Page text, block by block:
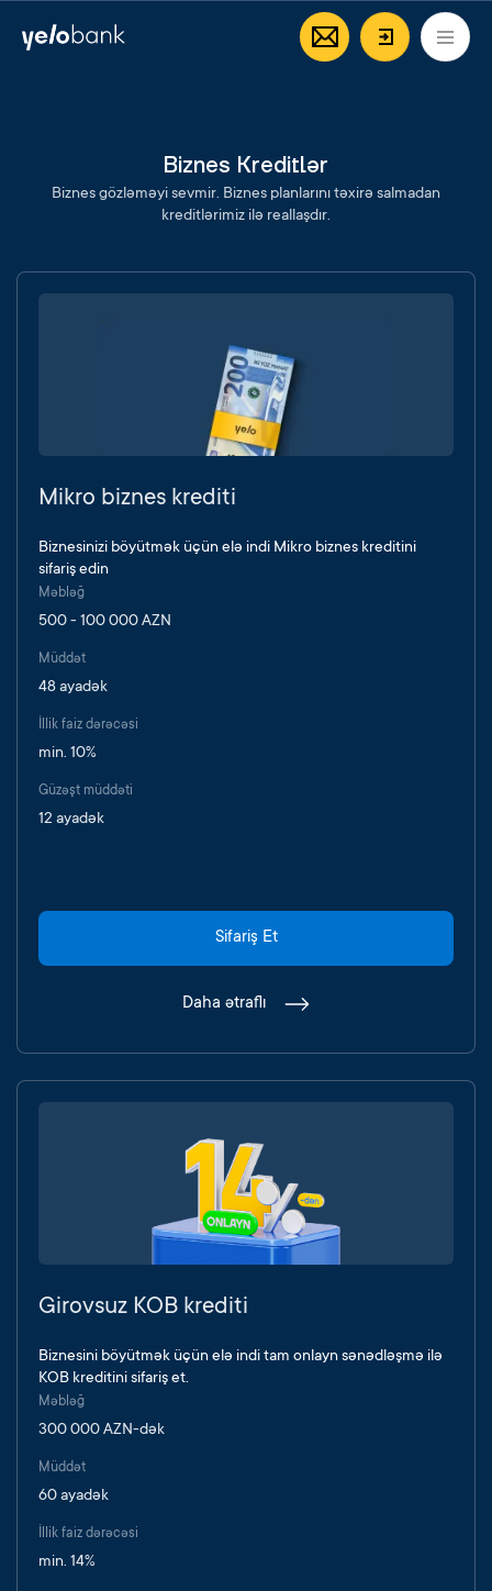
Fərdi Biznes
Giriş/
Biznes Kreditlər
Biznes gözləməyi sevmir. Biznes planlarını təxirə salmadan
kreditlərimiz ilə reallaşdır.
Mikro biznes krediti
Biznesinizi böyütmək üçün elə indi Mikro biznes kreditini
sifariş edin
Məbləğ
500 - 100 000 AZN
Müddət
48 ayadək
İllik faiz dərəcəsi
min. 10%
Güzəşt müddəti
12 ayadək
Sifariş Et
Daha ətraflı
Girovsuz KOB krediti
Biznesini böyütmək üçün elə indi tam onlayn sənədləşmə ilə
KOB kreditini sifariş et.
Məbləğ
300 000 AZN-dək
Müddət
60 ayadək
İllik faiz dərəcəsi
min. 14%